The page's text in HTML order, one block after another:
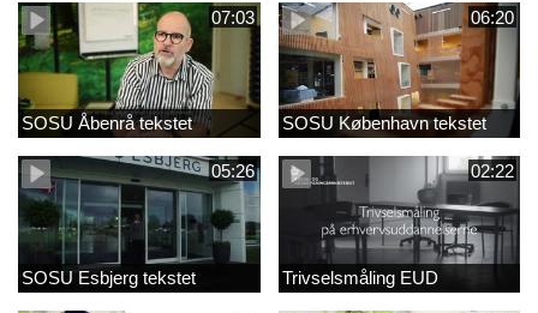
07:03
SOSU Åbenrå tekstet
06:20
SOSU København tekstet
05:26
SOSU Esbjerg tekstet
02:22
Trivselsmåling EUD